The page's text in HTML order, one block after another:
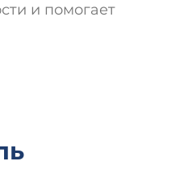
и помогает